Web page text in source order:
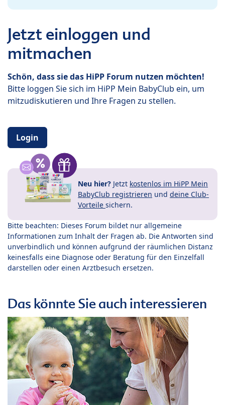
Jetzt einloggen und
mitmachen
Schön, dass sie das HiPP Forum nutzen möchten!
Bitte loggen Sie sich im HiPP Mein BabyClub ein, um
mitzudiskutieren und Ihre Fragen zu stellen.
Login
Neu hier? Jetzt kostenlos im HiPP Mein
BabyClub registrieren und deine Club-
Vorteile sichern.
Bitte beachten: Dieses Forum bildet nur allgemeine
Informationen zum Inhalt der Fragen ab. Die Antworten sind
unverbindlich und können aufgrund der räumlichen Distanz
keinesfalls eine Diagnose oder Beratung für den Einzelfall
darstellen oder einen Arztbesuch ersetzen.
Das könnte Sie auch interessieren